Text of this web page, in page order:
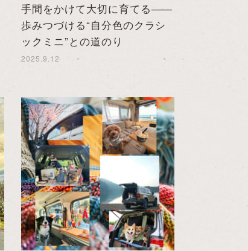
手間をかけて大切に育てる――
歩みつづける“自分色のクラシ
ックミニ”との道のり
2025.9.12